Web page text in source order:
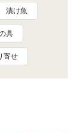
漬け魚
具
寄せ